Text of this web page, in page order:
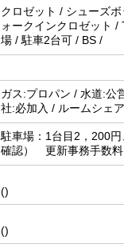
クロゼット / シューズ
ォークインクロゼット /
場 / 駐車2台可 / BS /
ガス:プロパン / 水道:公
社:必加入 / ルームシェ
駐車場：1台目2，200
確認） 更新事務手数
()
()